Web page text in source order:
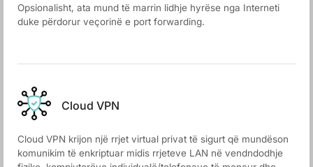
Opsionalisht, ata mund të marrin lidhje hyrëse nga Interneti
duke përdorur veçorinë e port forwarding.
Cloud VPN
Cloud VPN krijon një rrjet virtual privat të sigurt që mundëson
komunikim të enkriptuar midis rrjeteve LAN në vendndodhje